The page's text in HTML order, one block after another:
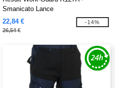
Smanicato Lance
22,84 €
26,54 €
-14%